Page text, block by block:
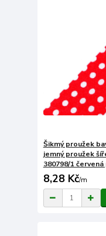
Šikmý proužek
jemný proužek
380798/1
8,28 Kč/m